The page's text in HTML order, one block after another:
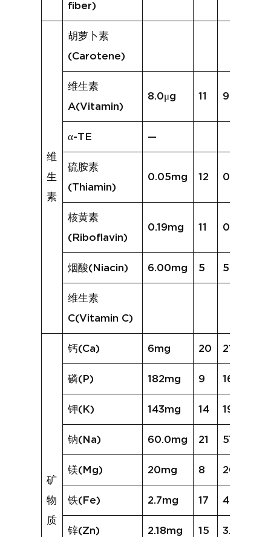
fiber)
维
生
素
胡萝卜素
(Carotene)
维生素
A(Vitamin)
8.0μg 11 926.5μg
α-TE —
硫胺素
(Thiamin)
0.05mg 12 0.08mg
核黄素
(Riboflavin)
0.19mg 11 0.35mg
烟酸(Niacin) 6.00mg 5 5.07mg
维生素
C(Vitamin C)
矿
物
质
钙(Ca) 6mg 20 21mg
磷(P) 182mg 9 162mg
钾(K) 143mg 14 192mg
钠(Na) 60.0mg 21 572.7mg
镁(Mg) 20mg 8 20mg
铁(Fe) 2.7mg 17 4.8mg
锌(Zn) 2.18mg 15 3.06mg